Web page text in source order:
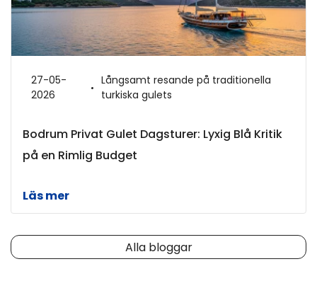
27-05-
2026
Långsamt resande på traditionella
turkiska gulets
Bodrum Privat Gulet Dagsturer: Lyxig Blå Kritik
på en Rimlig Budget
Läs mer
Alla bloggar